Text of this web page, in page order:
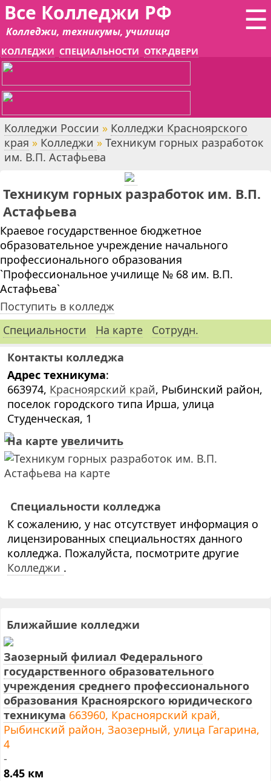
☰
Все Колледжи РФ
Колледжи, техникумы, училища
КОЛЛЕДЖИ СПЕЦИАЛЬНОСТИ ОТКР.ДВЕРИ
Колледжи России » Колледжи Красноярского
края » Колледжи » Техникум горных разработок
им. В.П. Астафьева
Техникум горных разработок им. В.П.
Астафьева
Краевое государственное бюджетное
образовательное учреждение начального
профессионального образования
`Профессиональное училище № 68 им. В.П.
Астафьева`
Поступить в колледж
Специальности
На карте
Сотрудн.
Контакты колледжа
Адрес техникума:
663974, Красноярский край, Рыбинский район,
поселок городского типа Ирша, улица
Студенческая, 1
На карте увеличить
Специальности колледжа
К сожалению, у нас отсутствует информация о
лицензированных специальностях данного
колледжа. Пожалуйста, посмотрите другие
Колледжи .
Ближайшие колледжи
Заозерный филиал Федерального
государственного образовательного
учреждения среднего профессионального
образования Красноярского юридического
техникума 663960, Красноярский край,
Рыбинский район, Заозерный, улица Гагарина,
4
-
8.45 км